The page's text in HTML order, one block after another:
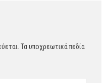
Τα υποχρεωτικά πεδία